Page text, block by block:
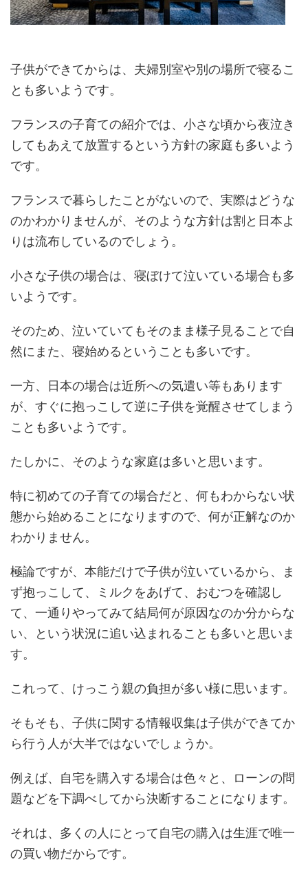
子供ができてからは、夫婦別室や別の場所で寝るこ
とも多いようです。
フランスの子育ての紹介では、小さな頃から夜泣き
してもあえて放置するという方針の家庭も多いよう
です。
フランスで暮らしたことがないので、実際はどうな
のかわかりませんが、そのような方針は割と日本よ
りは流布しているのでしょう。
小さな子供の場合は、寝ぼけて泣いている場合も多
いようです。
そのため、泣いていてもそのまま様子見ることで自
然にまた、寝始めるということも多いです。
一方、日本の場合は近所への気遣い等もあります
が、すぐに抱っこして逆に子供を覚醒させてしまう
ことも多いようです。
たしかに、そのような家庭は多いと思います。
特に初めての子育ての場合だと、何もわからない状
態から始めることになりますので、何が正解なのか
わかりません。
極論ですが、本能だけで子供が泣いているから、ま
ず抱っこして、ミルクをあげて、おむつを確認し
て、一通りやってみて結局何が原因なのか分からな
い、という状況に追い込まれることも多いと思いま
す。
これって、けっこう親の負担が多い様に思います。
そもそも、子供に関する情報収集は子供ができてか
ら行う人が大半ではないでしょうか。
例えば、自宅を購入する場合は色々と、ローンの問
題などを下調べしてから決断することになります。
それは、多くの人にとって自宅の購入は生涯で唯一
の買い物だからです。